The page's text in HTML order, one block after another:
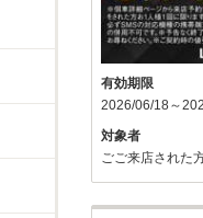
有効期限
2026/06/18～
対象者
ごご来店された